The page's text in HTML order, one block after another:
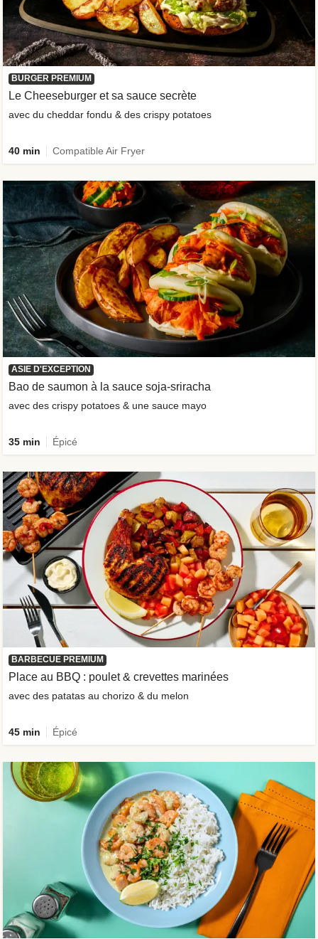
BURGER PREMIUM
Le Cheeseburger et sa sauce secrète
avec du cheddar fondu & des crispy potatoes
40 min Compatible Air Fryer
ASIE D'EXCEPTION
Bao de saumon à la sauce soja-sriracha
avec des crispy potatoes & une sauce mayo
35 min Épicé
BARBECUE PREMIUM
Place au BBQ : poulet & crevettes marinées
avec des patatas au chorizo & du melon
45 min Épicé